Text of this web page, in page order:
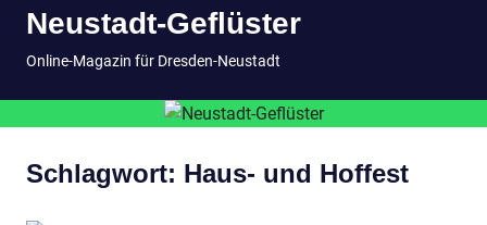
InhaltNeustadt-Geflüster
Online-Magazin für Dresden-Neustadt
Schlagwort: Haus- und Hoffest